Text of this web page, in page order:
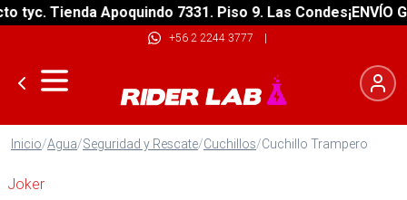
Tienda Apoquindo 7331. Piso 9. Las Condes¡ENVÍO
+56 2 2244 3777 |
Inicio/Agua/Seguridad y Rescate/Cuchillos/Cuchillo Trampero
Joker